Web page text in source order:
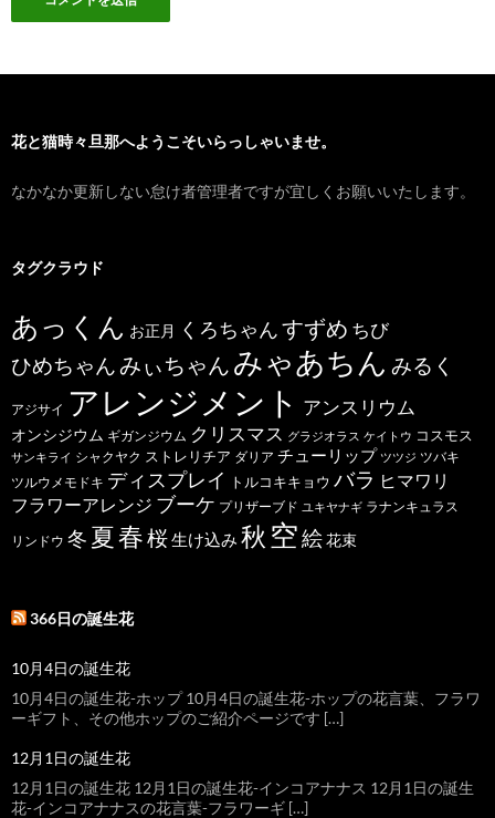
花と猫時々旦那へようこそいらっしゃいませ。
なかなか更新しない怠け者管理者ですが宜しくお願いいたします。
タグクラウド
あっくん お正月 くろちゃんすずめ ちび
ひめちゃん みぃちゃん みゃあちん みるく
アジサイ アレンジメント アンスリウム
オンシジウム ギガンジウム クリスマス グラジオラス ケイトウ コスモス
サンキライ シャクヤク ストレリチア ダリア チューリップ ツツジ ツバキ
ツルウメモドキ ディスプレイ トルコキキョウ バラ ヒマワリ
フラワーアレンジ ブーケ プリザーブド ユキヤナギ ラナンキュラス
リンドウ 冬 夏春桜生け込み 秋 空絵花束
366日の誕生花
10月4日の誕生花
10月4日の誕生花-ホップ 10月4日の誕生花-ホップの花言葉、フラワ
ーギフト、その他ホップのご紹介ページです […]
12月1日の誕生花
12月1日の誕生花 12月1日の誕生花-インコアナナス 12月1日の誕生
花-インコアナナスの花言葉-フラワーギ […]